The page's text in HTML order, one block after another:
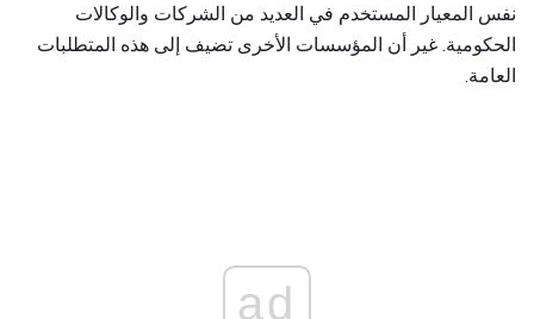
نفس المعيار المستخدم في العديد من الشركات والوكالات
الحكومية. غير أن المؤسسات الأخرى تضيف إلى هذه المتطلبات
العامة.
ad